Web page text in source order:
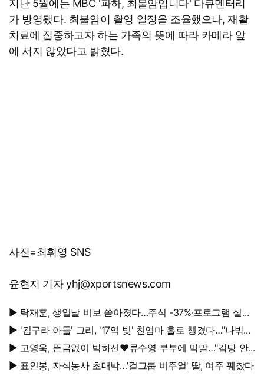
지난 5월에는 MBC '파하, 최불암입니다' 다큐멘터리
가 방영됐다. 최불암이 촬영 일정을 조율했으나, 재활
치료에 집중하고자 하는 가족의 뜻에 따라 카메라 앞
에 서지 않았다고 밝혔다.
사진=최휘영 SNS
윤현지 기자 yhj@xportsnews.com
▶ 탁재훈, 생일날 비보 쏟아졌다…주식 -37%·프로그램 실직
'날벼락'
▶ '김구라 아들' 그리, '17억 빚' 친엄마 홀로 챙겼다…"나밖에
없어"
▶ 고영욱, 뜬금없이 박하선♥류수영 부부에 막말…"감당 안
될 여자"
▶ 표인봉, 자식농사 초대박…'걸그룹 비주얼' 딸, 여주 꿰찼다